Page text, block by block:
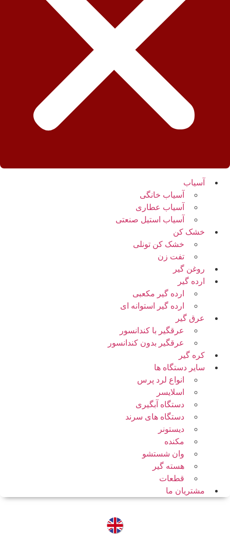
آسیاب
آسیاب خانگی
آسیاب عطاری
آسیاب استیل صنعتی
خشک کن
خشک کن تونلی
تفت زن
روغن گیر
ارده گیر
ارده گیر مکعبی
ارده گیر استوانه ای
عرق گیر
عرقگیر با کندانسور
عرقگیر بدون کندانسور
کره گیر
سایر دستگاه ها
انواع لرد پرس
اسلایسر
دستگاه آبگیری
دستگاه های سرند
دیستونر
مکنده
وان شستشو
هسته گیر
قطعات
مشتریان ما